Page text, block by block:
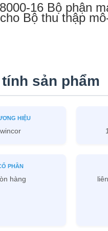
16 Bộ phận
Bộ thu thập
sản phẩm
HIỆU
wincor
PHẦN
hàng